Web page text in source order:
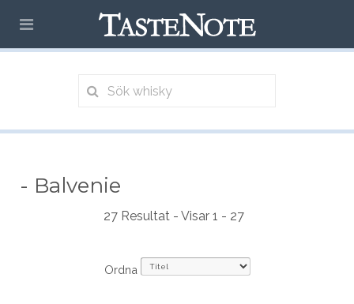
- Balvenie
27 Resultat - Visar 1 - 27
Ordna